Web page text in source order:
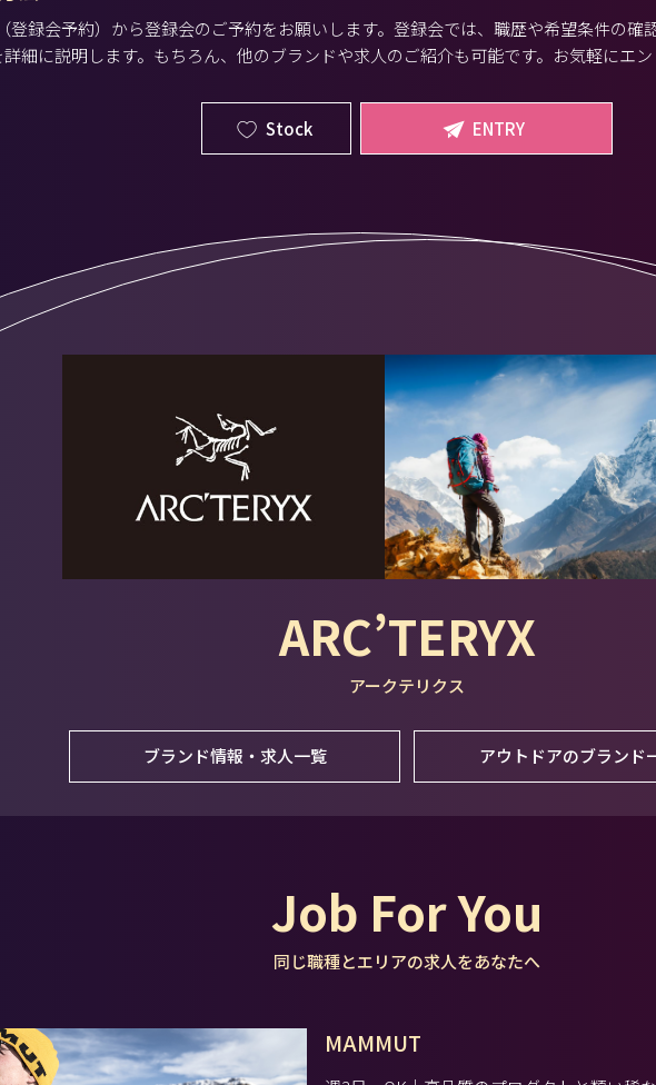
登録会予約）から登録会のご予約をお願いします。登録会では、職歴や希望条件の確
詳細に説明します。もちろん、他のブランドや求人のご紹介も可能です。お気軽にエ
Stock ENTRY
ARC’TERYX
アークテリクス
ブランド情報・求人一覧 アウトドアのブランド
Job For You
同じ職種とエリアの求人をあなたへ
MAMMUT